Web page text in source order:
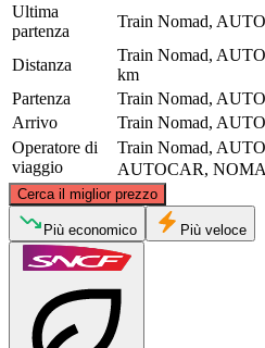
Ultima
partenza
Train Nomad,
Distanza
Train Nomad,
km
Partenza
Train Nomad,
Arrivo
Train Nomad,
Operatore di
viaggio
Train Nomad,
AUTOCAR,
Cerca il miglior prezzo
©
Più economico Più veloce